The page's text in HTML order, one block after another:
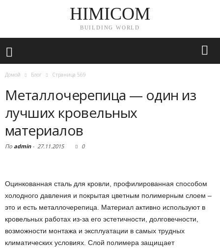
HIMICOM
BUILDING WORLD
Домой Блог Страница 569
Металлочерепица — один из
лучших кровельных
материалов
По admin- 27.11.2015 0
Оцинкованная сталь для кровли, профилированная способом
холодного давления и покрытая цветным полимерным слоем –
это и есть металлочерепица. Материал активно используют в
кровельных работах из-за его эстетичности, долговечности,
возможности монтажа и эксплуатации в самых трудных
климатических условиях. Слой полимера защищает